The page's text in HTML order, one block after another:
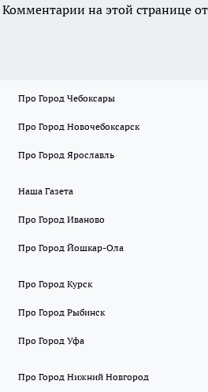
Комментарии на этой странице
Про Город Чебоксары
Про Город Новочебоксарск
Про Город Ярославль
Наша Газета
Про Город Иваново
Про Город Йошкар-Ола
Про Город Курск
Про Город Рыбинск
Про Город Уфа
Про Город Нижний Новгород